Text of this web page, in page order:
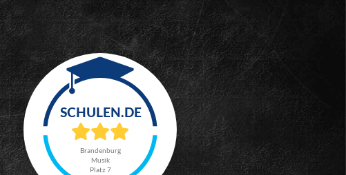
Brandenburg
Musik
Platz 7